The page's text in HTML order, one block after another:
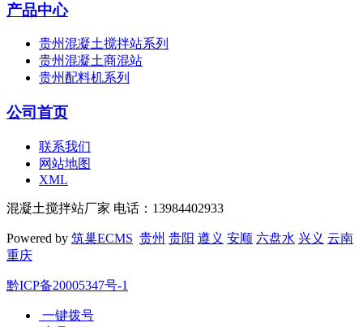
产品中心
贵州混凝土搅拌站系列
贵州混凝土商混站
贵州配料机系列
公司首页
联系我们
网站地图
XML
混凝土搅拌站厂家 电话：13984402933
Powered by 筑巢ECMS 贵州 贵阳 遵义 安顺 六盘水 兴义 云南
重庆
黔ICP备20005347号-1
一键拨号